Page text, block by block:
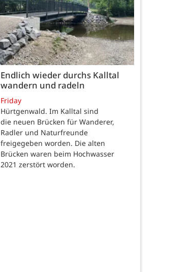
Endlich wieder durchs Kalltal
wandern und radeln
Friday
Hürtgenwald. Im Kalltal sind
die neuen Brücken für Wanderer,
Radler und Naturfreunde
freigegeben worden. Die alten
Brücken waren beim Hochwasser
2021 zerstört worden.